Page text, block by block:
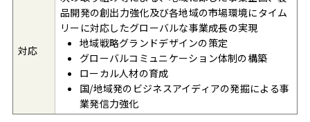
対応
品開発の創出力強化及び各地域の市場環境にタイム
リーに対応したグローバルな事業成長の実現
地域戦略グランドデザインの策定
グローバルコミュニケーション体制の構築
ローカル人材の育成
国/地域発のビジネスアイディアの発掘による事
業発信力強化